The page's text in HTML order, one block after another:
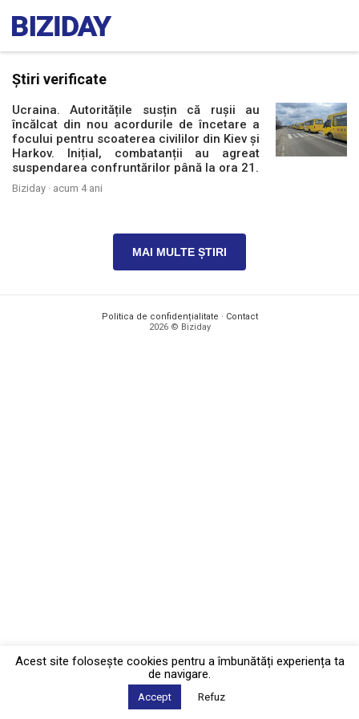
Știri verificate
Ucraina. Autoritățile susțin că rușii au
încălcat din nou acordurile de încetare a
focului pentru scoaterea civililor din Kiev și
Harkov. Inițial, combatanții au agreat
suspendarea confruntărilor până la ora 21.
Biziday · acum 4 ani
MAI MULTE ȘTIRI
Politica de confidențialitate · Contact
2026 © Biziday
Acest site foloseşte cookies pentru a îmbunătăți experiența ta
de navigare.
Accept Refuz